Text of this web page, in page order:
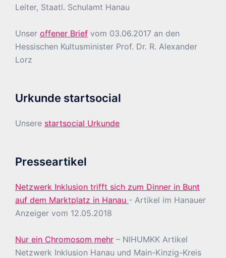
Leiter, Staatl. Schulamt Hanau
Unser offener Brief vom 03.06.2017 an den
Hessischen Kultusminister Prof. Dr. R. Alexander
Lorz
Urkunde startsocial
Unsere startsocial Urkunde
Presseartikel
Netzwerk Inklusion trifft sich zum Dinner in Bunt
auf dem Marktplatz in Hanau - Artikel im Hanauer
Anzeiger vom 12.05.2018
Nur ein Chromosom mehr – NIHUMKK Artikel
Netzwerk Inklusion Hanau und Main-Kinzig-Kreis